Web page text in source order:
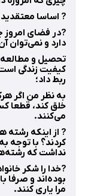
? اساسا معتقدید
?در فضای امروز
دارد و نمی‌توان
تحصیل و
کیفیت زندگی
ربط داد؛
به نظر من اگر
خلق کند، قطعا
می‌کنند.
? از اینکه رشته
کردند؟ با توجه
نداشت که
?خدا را شکر
بوده‌اند و صرفا
مرا یاری کنند.